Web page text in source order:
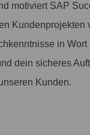
motiviert SAP
Kundenprojekten
in
dein sicheres
Kunden.